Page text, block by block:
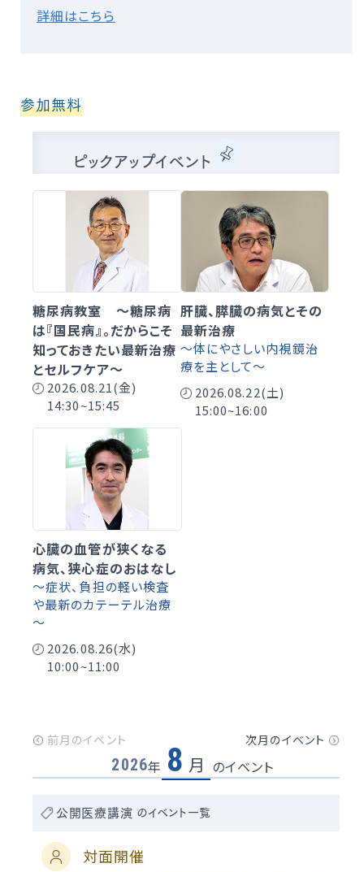
詳細はこちら
参加無料
ピックアップイベント
糖尿病教室 ～糖尿病
は『国民病』。だからこそ
知っておきたい最新治療
とセルフケア～
2026.08.21(金)
14:30~15:45
肝臓、膵臓の病気とその
最新治療
～体にやさしい内視鏡治
療を主として～
2026.08.22(土)
15:00~16:00
心臓の血管が狭くなる
病気、狭心症のおはなし
～症状、負担の軽い検査
や最新のカテーテル治療
～
2026.08.26(水)
10:00~11:00
2026年 8 月 のイベント
公開医療講演 のイベント一覧
対面開催